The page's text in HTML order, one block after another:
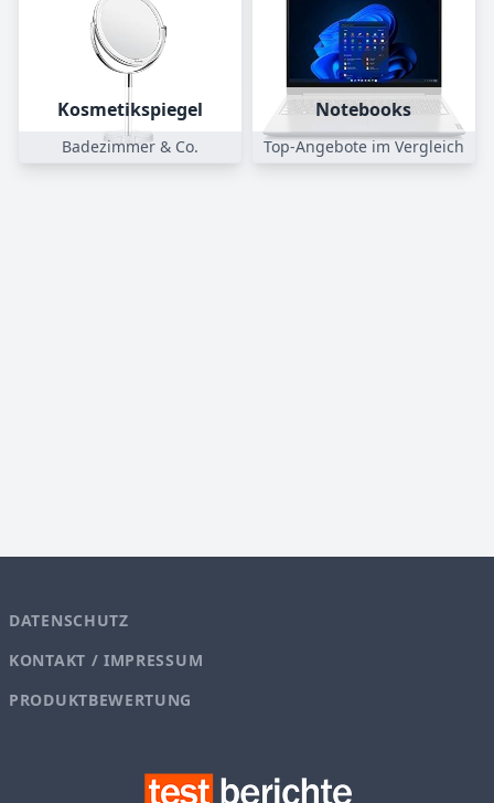
Kosmetikspiegel
Badezimmer & Co.
Notebooks
Top-Angebote im Vergleich
DATENSCHUTZ
KONTAKT / IMPRESSUM
PRODUKTBEWERTUNG